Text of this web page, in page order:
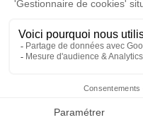
Faire-part
mercredi 10 mai
Crématorium de
Zone d'activité